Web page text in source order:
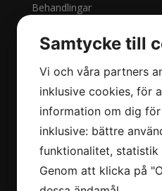
Behandlingar
Kontakta oss
Köpvillkor
Ny kund
Avbokningspolicy
Integritetspolicy
Ångra köp
Samtycke till
Vi och våra partners
inklusive cookies, för
information om dig
inklusive: bättre
funktionalitet, statistik
Genom att klicka på